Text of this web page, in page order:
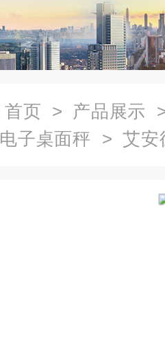
首页 > 产品展示
电子桌面秤 > 艾安